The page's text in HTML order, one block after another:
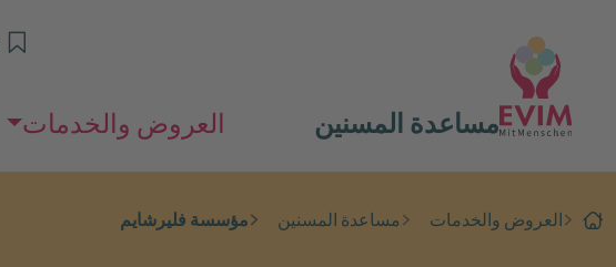
مساعدة المسنين العروض والخدمات
العروض والخدمات مساعدة المسنين مؤسسة فليرشايم